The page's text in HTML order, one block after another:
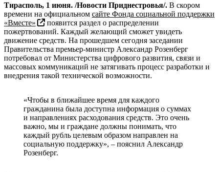
Тирасполь, 1 июня. /Новости Приднестровья/. В скором
времени на официальном сайте Фонда социальной поддержки
«Вместе»
появится раздел о распределении
пожертвований. Каждый желающий сможет увидеть
движение средств. На прошедшем сегодня заседании
Правительства премьер-министр Александр Розенберг
потребовал от Министерства цифрового развития, связи и
массовых коммуникаций не затягивать процесс разработки и
внедрения такой технической возможности.
«Чтобы в ближайшее время для каждого
гражданина была доступна информация о суммах
и направлениях расходования средств. Это очень
важно, мы и граждане должны понимать, что
каждый рубль целевым образом направлен на
социальную поддержку», – пояснил Александр
Розенберг.